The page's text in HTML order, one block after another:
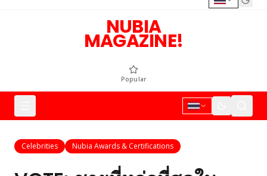
NUBIA
MAGAZINE!
Popular
Celebrities Nubia Awards & Certifications